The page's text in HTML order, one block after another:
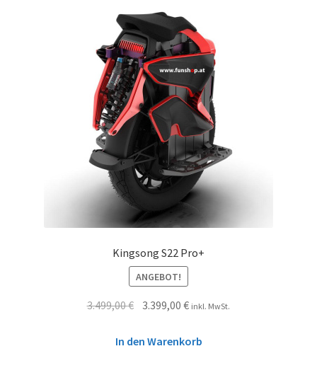
Kingsong S22 Pro+
ANGEBOT!
3.499,00€ 3.399,00€ inkl. MwSt.
In den Warenkorb